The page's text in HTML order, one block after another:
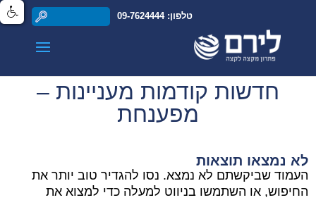
טלפון: 09-7624444
חדשות קודמות מעניינות –
מפענחת
לא נמצאו תוצאות
העמוד שביקשתם לא נמצא. נסו להגדיר טוב יותר את
החיפוש, או השתמשו בניווט למעלה כדי למצוא את